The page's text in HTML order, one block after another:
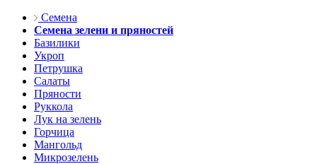
Семена
Семена зелени и пряностей
Базилики
Укроп
Петрушка
Салаты
Пряности
Руккола
Лук на зелень
Горчица
Мангольд
Микрозелень